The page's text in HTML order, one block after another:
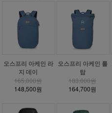
오스프리 아케인 라
지 데이
165,000원
148,500원
오스프리 아케인 롤
탑
183,000원
164,700원